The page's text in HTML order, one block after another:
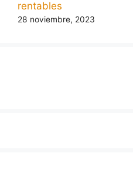
rentables
28 noviembre, 2023